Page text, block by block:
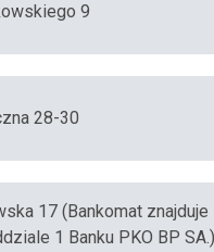
9
28-30
17 (Bankomat
1 Banku PKO BP SA.)